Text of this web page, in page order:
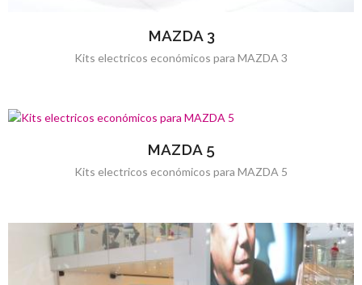
MAZDA 3
Kits electricos económicos para MAZDA 3
MAZDA 5
Kits electricos económicos para MAZDA 5